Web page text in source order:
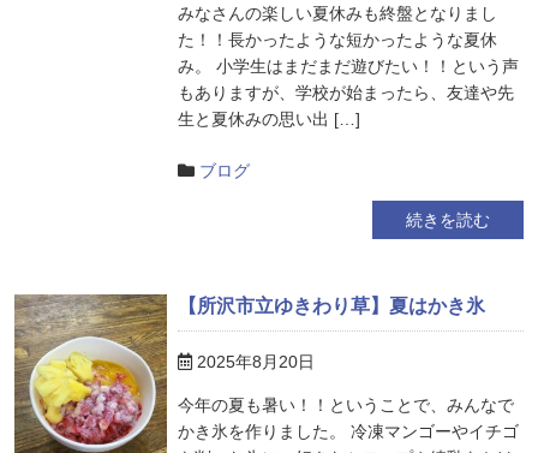
みなさんの楽しい夏休みも終盤となりまし
た！！長かったような短かったような夏休
み。 小学生はまだまだ遊びたい！！という声
もありますが、学校が始まったら、友達や先
生と夏休みの思い出 […]
ブログ
続きを読む
【所沢市立ゆきわり草】夏はかき氷
2025年8月20日
今年の夏も暑い！！ということで、みんなで
かき氷を作りました。 冷凍マンゴーやイチゴ